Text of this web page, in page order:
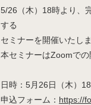
5/26（木）18時より、
する
セミナーを開催いたしま
本セミナーはZoomで
日時：5月26日（木）
申込フォーム： https://